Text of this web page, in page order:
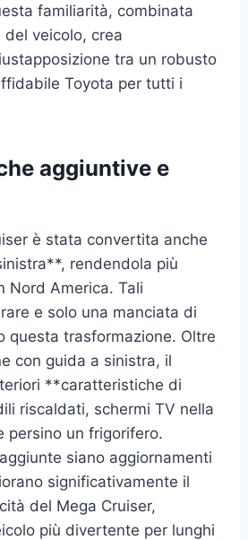
familiarità, combinata
veicolo, crea
tra un robusto
Toyota per tutti i
aggiuntive e
è stata convertita anche
rendendola più
Nord America. Tali
e solo una manciata di
questa trasformazione. Oltre
con guida a sinistra, il
**caratteristiche di
riscaldati, schermi TV nella
persino un frigorifero.
siano aggiornamenti
significativamente il
del Mega Cruiser,
più divertente per lunghi